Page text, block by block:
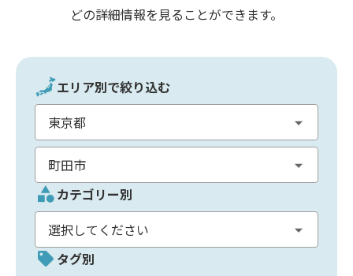
どの詳細情報を見ることができます。
エリア別で絞り込む
カテゴリー別
タグ別